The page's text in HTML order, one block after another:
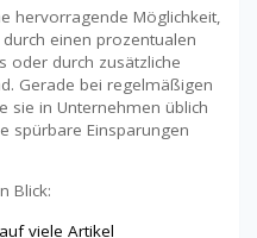
hervorragende Möglichkeit,
einen prozentualen
oder durch zusätzliche
Gerade bei regelmäßigen
sie in Unternehmen üblich
spürbare Einsparungen
Blick:
auf viele Artikel